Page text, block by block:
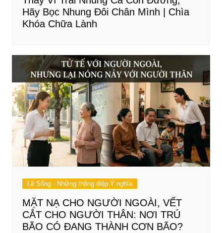
Hãy Bọc Nhung Đôi Chân Mình | Chìa
Khóa Chữa Lành
Lẽ Sống - Những thông điệp Ý nghĩa
MẶT NẠ CHO NGƯỜI NGOÀI, VẾT
CẮT CHO NGƯỜI THÂN: NƠI TRÚ
BÃO CÓ ĐANG THÀNH CƠN BÃO?